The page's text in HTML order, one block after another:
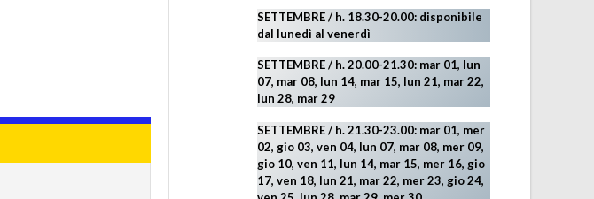
SETTEMBRE / h. 18.30-20.00: disponibile
dal lunedì al venerdì
SETTEMBRE / h. 20.00-21.30: mar 01, lun
07, mar 08, lun 14, mar 15, lun 21, mar 22,
lun 28, mar 29
SETTEMBRE / h. 21.30-23.00: mar 01, mer
02, gio 03, ven 04, lun 07, mar 08, mer 09,
gio 10, ven 11, lun 14, mar 15, mer 16, gio
17, ven 18, lun 21, mar 22, mer 23, gio 24,